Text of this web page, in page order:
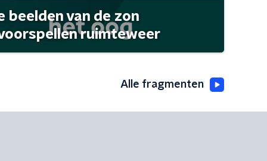
beelden van de zon
ruimteweer
Alle fragmenten